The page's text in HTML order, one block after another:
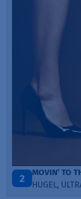
3
ITEPE ITEDE
SANAH